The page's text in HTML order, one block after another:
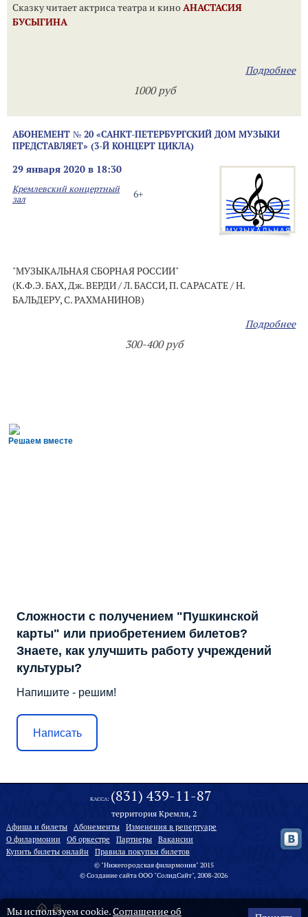
Сказку читает актриса театра и киноАНАСТАСИЯ
БУСЫГИНА
Подробнее
1000 руб
АБОНЕМЕНТ № 20 «САНКТ-ПЕТЕРБУРГСКИЙ ДОМ МУЗЫКИ
ПРЕДСТАВЛЯЕТ» (3-Й КОНЦЕРТ ЦИКЛА)
29 января 2020 в 18:30
6+
Кремлевский концертный
зал
"МУЗЫКАЛЬНАЯ СБОРНАЯ РОССИИ"
(К.Ф.Э. БАХ, Дж. ВЕРДИ / Л. БАССИ, П. САРАСАТЕ / Н.
БАЛЬДЕРУ, С. РАХМАНИНОВ)
Подробнее
300-400 руб
Решаем вместе
Сложности с получением "Пушкинской
карты" или приобретением билетов?
Знаете, как улучшить работу учреждений
культуры?
Напишите - решим!
Написать
КАССА: (831) 439-11-87
территория Кремля, 2
Афиша и билеты Абонементы
Изменения в репертуаре
О филармонии
Oб оркестре Партнеры
Вакансии
Купить билеты онлайн
Правила покупки билетов
© "Нижегородская филармония" 2015
©Создание сайтаООО "СолидСайт", 2008-2026
Мы используем cookie.Соглашение об